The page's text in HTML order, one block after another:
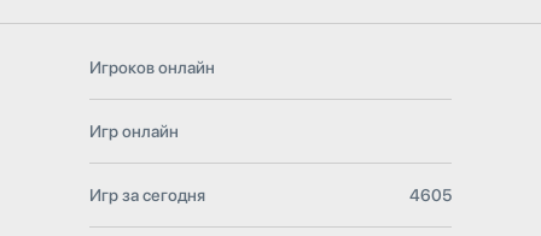
Игроков онлайн
Игр онлайн
Игр за сегодня 4605